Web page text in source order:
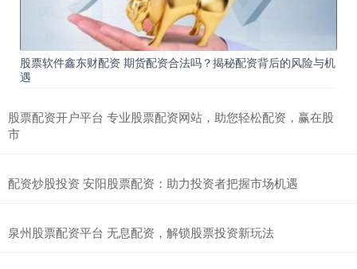
股票软件鑫东财配资 期货配资合法吗？揭秘配资背后的风险与机
遇
股票配资开户平台 专业股票配资网站，助您轻松配资，赢在股
市
配资炒股投资 安阳股票配资：助力投资者把握市场机遇
泉州股票配资平台 无息配资，解锁股票投资新玩法